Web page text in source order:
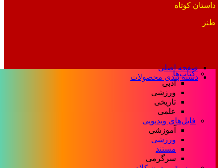
داستان کوتاه
طنز
صفحه اصلی
دسته بندی محصولات
کتاب‌ها
ادبی
ورزشی
تاریخی
علمی
فایل‌های ویدیویی
آموزشی
ورزشی
مستند
سرگرمی